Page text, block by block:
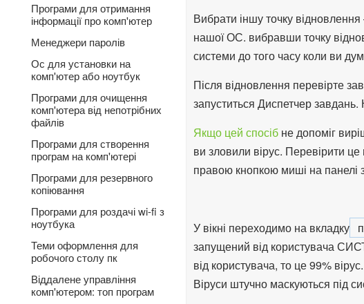
Вибрати іншу точку
нашої ОС. вибравши точку
системи до того часу коли ви
Після відновлення перевірте
запуститься Диспетчер завдань.
Якщо цей спосіб не допоміг
ви зловили вірус. Перевірити
правою кнопкою миші на панелі
У вікні переходимо на вкладку
запущений від користувача
від користувача, то це 99%
Віруси штучно маскуються під
Програми для отримання
інформації про комп'ютер
Менеджери паролів
Ос для установки на
комп'ютер або ноутбук
Програми для очищення
комп'ютера від непотрібних
файлів
Програми для створення
програм на комп'ютері
Програми для резервного
копіювання
Програми для роздачі wi-fi з
ноутбука
Теми оформлення для
робочого столу пк
Віддалене управління
комп'ютером: топ програм